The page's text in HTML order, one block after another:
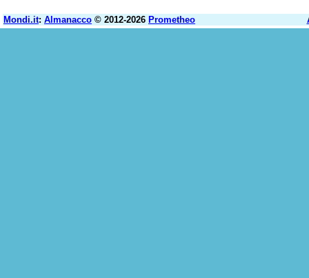
Mondi.it: Almanacco © 2012-2026 Prometheo